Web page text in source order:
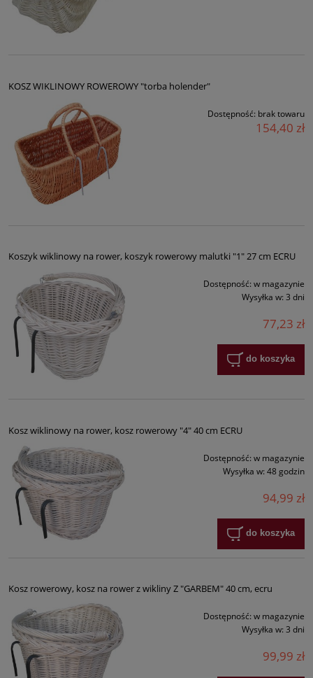
KOSZ WIKLINOWY ROWEROWY "torba holender"
Dostępność: brak towaru
154,40 zł
Koszyk wiklinowy na rower, koszyk rowerowy malutki "1" 27 cm ECRU
Dostępność: w magazynie
Wysyłka w: 3 dni
77,23 zł
do koszyka
Kosz wiklinowy na rower, kosz rowerowy "4" 40 cm ECRU
Dostępność: w magazynie
Wysyłka w: 48 godzin
94,99 zł
do koszyka
Kosz rowerowy, kosz na rower z wikliny Z "GARBEM" 40 cm, ecru
Dostępność: w magazynie
Wysyłka w: 3 dni
99,99 zł